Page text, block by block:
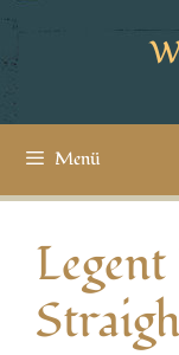
Menü